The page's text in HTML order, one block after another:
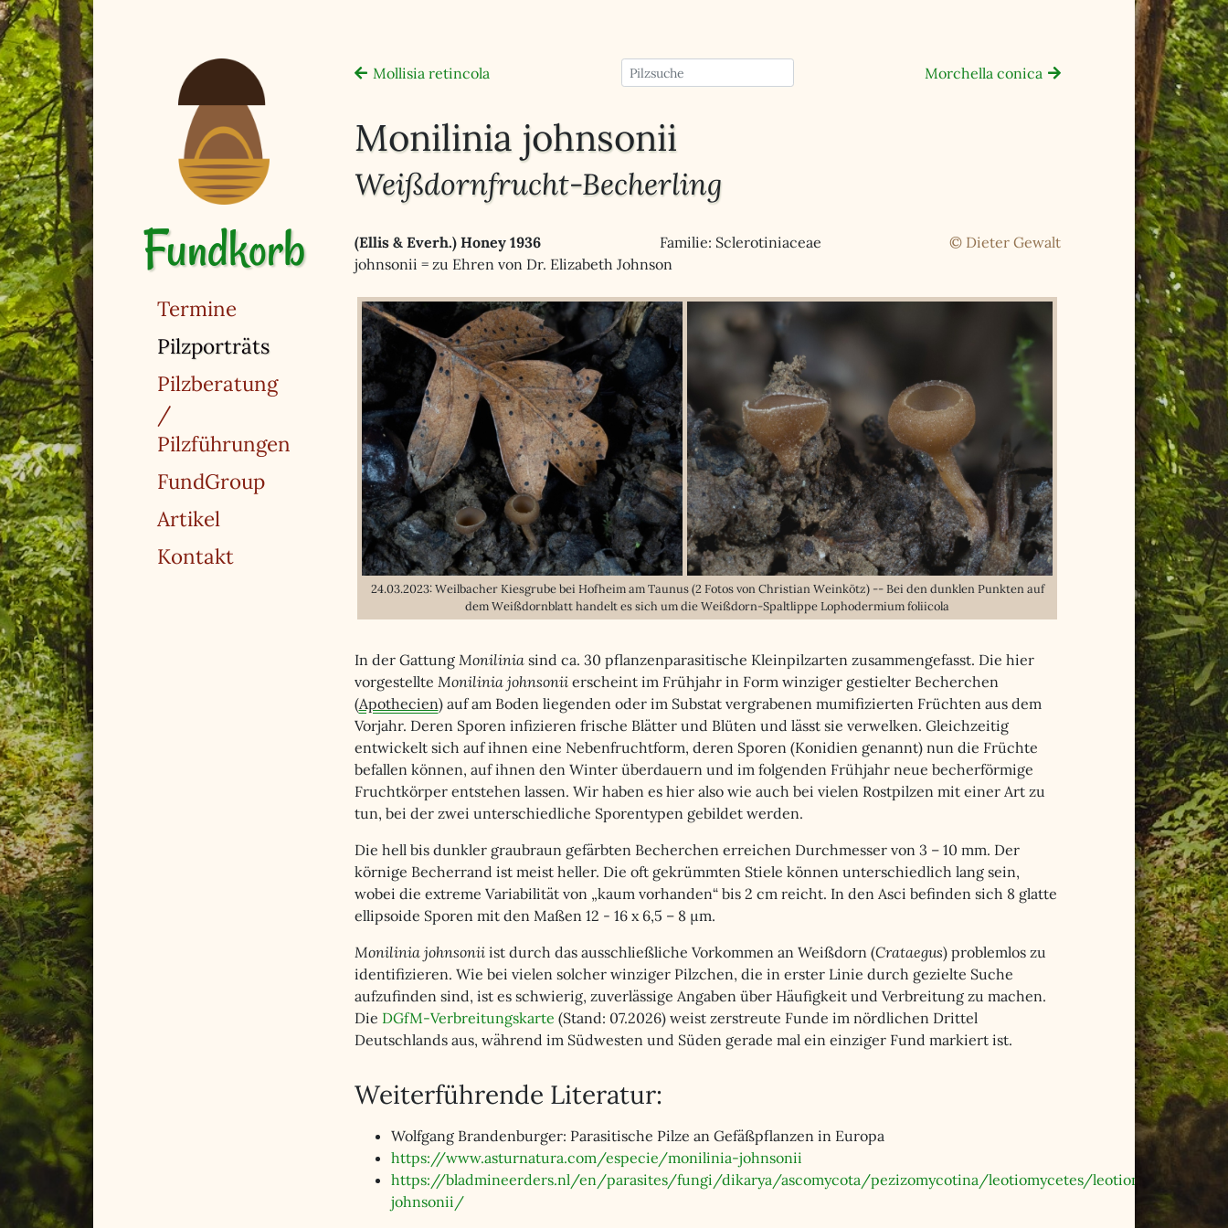
Fundkorb
Termine
Pilzporträts(ausgewählt)
Pilzberatung
/
Pilzführungen
FundGroup
Artikel
Kontakt
Mollisia retincola Morchella conica
Monilinia johnsonii
Weißdornfrucht-Becherling
(Ellis & Everh.) Honey 1936 Familie: Sclerotiniaceae
© Dieter Gewalt
johnsonii = zu Ehren von Dr. Elizabeth Johnson
24.03.2023: Weilbacher Kiesgrube bei Hofheim am Taunus (2 Fotos von Christian Weinkötz) -- Bei den dunklen Punkten auf
dem Weißdornblatt handelt es sich um die Weißdorn-Spaltlippe Lophodermium foliicola
In der Gattung Moniliniasind ca. 30 pflanzenparasitische Kleinpilzarten zusammengefasst. Die hier
vorgestellte Monilinia johnsoniierscheint im Frühjahr in Form winziger gestielter Becherchen
(Apothecien) auf am Boden liegenden oder im Substat vergrabenen mumifizierten Früchten aus dem
Vorjahr. Deren Sporen infizieren frische Blätter und Blüten und lässt sie verwelken. Gleichzeitig
entwickelt sich auf ihnen eine Nebenfruchtform, deren Sporen (Konidien genannt) nun die Früchte
befallen können, auf ihnen den Winter überdauern und im folgenden Frühjahr neue becherförmige
Fruchtkörper entstehen lassen. Wir haben es hier also wie auch bei vielen Rostpilzen mit einer Art zu
tun, bei der zwei unterschiedliche Sporentypen gebildet werden.
Die hell bis dunkler graubraun gefärbten Becherchen erreichen Durchmesser von 3 – 10 mm. Der
körnige Becherrand ist meist heller. Die oft gekrümmten Stiele können unterschiedlich lang sein,
wobei die extreme Variabilität von „kaum vorhanden“ bis 2 cm reicht. In den Asci befinden sich 8 glatte
ellipsoide Sporen mit den Maßen 12 - 16 x 6,5 – 8 µm.
Monilinia johnsoniiist durch das ausschließliche Vorkommen an Weißdorn (Crataegus) problemlos zu
identifizieren. Wie bei vielen solcher winziger Pilzchen, die in erster Linie durch gezielte Suche
aufzufinden sind, ist es schwierig, zuverlässige Angaben über Häufigkeit und Verbreitung zu machen.
Die DGfM-Verbreitungskarte (Stand: 07.2026) weist zerstreute Funde im nördlichen Drittel
Deutschlands aus, während im Südwesten und Süden gerade mal ein einziger Fund markiert ist.
Weiterführende Literatur:
Wolfgang Brandenburger: Parasitische Pilze an Gefäßpflanzen in Europa
https://www.asturnatura.com/especie/monilinia-johnsonii
https://bladmineerders.nl/en/parasites/fungi/dikarya/ascomycota/pezizomycotina/leotiomycetes/leotiomycetidae/
johnsonii/